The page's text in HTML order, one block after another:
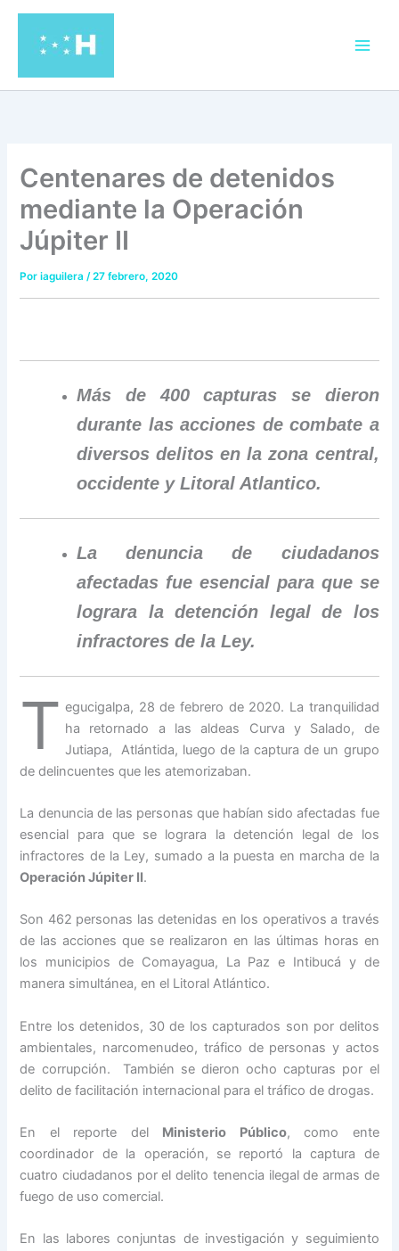
contenido
Centenares de detenidos
mediante la Operación
Júpiter II
Poriaguilera/27 febrero, 2020
Más de 400 capturas se dieron
durante las acciones de combate a
diversos delitos en la zona central,
occidente y Litoral Atlantico.
La denuncia de ciudadanos
afectadas fue esencial para que se
lograra la detención legal de los
infractores de la Ley.
T egucigalpa, 28 de febrero de 2020. La tranquilidad
ha retornado a las aldeas Curva y Salado, de
Jutiapa, Atlántida, luego de la captura de un grupo
de delincuentes que les atemorizaban.
La denuncia de las personas que habían sido afectadas fue
esencial para que se lograra la detención legal de los
infractores de la Ley, sumado a la puesta en marcha de la
Operación Júpiter II.
Son 462 personas las detenidas en los operativos a través
de las acciones que se realizaron en las últimas horas en
los municipios de Comayagua, La Paz e Intibucá y de
manera simultánea, en el Litoral Atlántico.
Entre los detenidos, 30 de los capturados son por delitos
ambientales, narcomenudeo, tráfico de personas y actos
de corrupción. También se dieron ocho capturas por el
delito de facilitación internacional para el tráfico de drogas.
En el reporte del Ministerio Público, como ente
coordinador de la operación, se reportó la captura de
cuatro ciudadanos por el delito tenencia ilegal de armas de
fuego de uso comercial.
En las labores conjuntas de investigación y seguimiento